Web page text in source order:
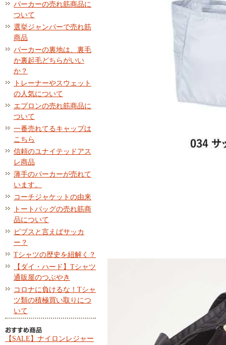
パーカーの売れ筋商品に
ついて
選挙ジャンパーで売れ筋
商品
パーカーの裏地は、裏毛
か裏起毛どちらがいい
か？
トレーナーやスウェット
の人気について
エプロンの売れ筋商品に
ついて
一番売れてるキャップは
こちら
信頼のユナイテッドアス
レ商品
薄手のパーカーが売れて
います。
コーチジャケットの由来
トートバッグの売れ筋商
品について
ビブスと言えばサッカ
ー？
Tシャツの歴史を紐解く？
【ダイ・ハード】Tシャツ
通販屋のつぶやき
コロナに負けるな！Tシャ
ツ類の積極買い取りにつ
いて
【SALE】ナイロンレジャー